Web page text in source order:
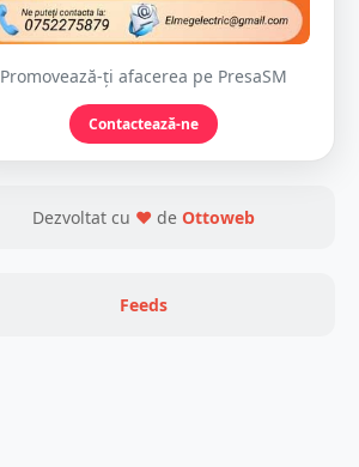
Promovează-ți afacerea pe PresaSM
Contactează-ne
Dezvoltat cu ❤ de Ottoweb
Feeds